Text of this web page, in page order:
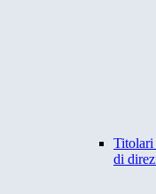
Titolari
di